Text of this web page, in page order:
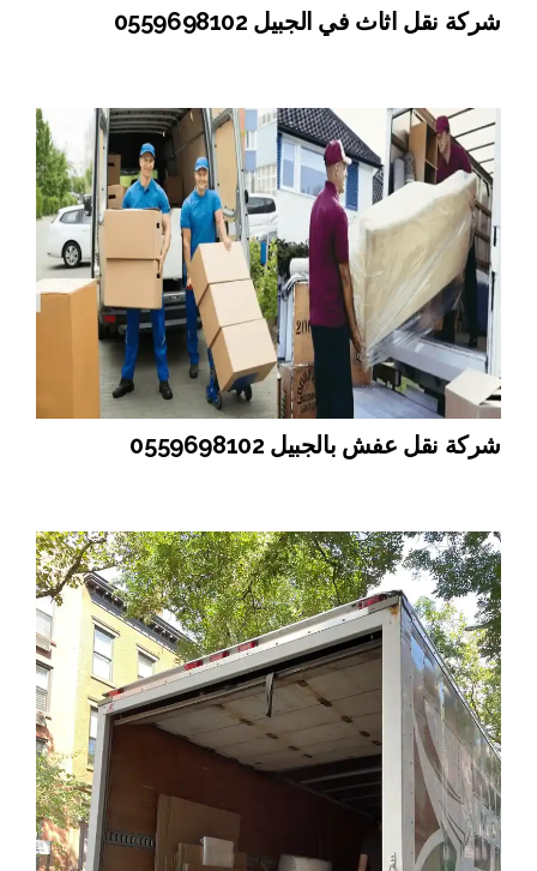
شركة نقل اثاث في الجبيل 0559698102
شركة نقل عفش بالجبيل 0559698102